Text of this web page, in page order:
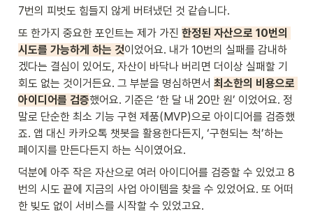
7번의 피벗도 힘들지 않게 버텨냈던 것 같습니다.
또 한가지 중요한 포인트는 제가 가진 한정된 자산으로 10번의
시도를 가능하게 하는 것이었어요. 내가 10번의 실패를 감내하
겠다는 결심이 있어도, 자산이 바닥나 버리면 더이상 실패할 기
회도 없는 것이거든요. 그 부분을 명심하면서 최소한의 비용으로
아이디어를 검증했어요. 기준은 ‘한 달 내 20만 원’ 이었어요. 정
말로 단순한 최소 기능 구현 제품(MVP)으로 아이디어를 검증했
죠. 앱 대신 카카오톡 챗봇을 활용한다든지, ‘구현되는 척’하는
페이지를 만든다든지 하는 식이였어요.
덕분에 아주 작은 자산으로 여러 아이디어를 검증할 수 있었고 8
번의 시도 끝에 지금의 사업 아이템을 찾을 수 있었어요. 또 어떠
한 빚도 없이 서비스를 시작할 수 있었고요.